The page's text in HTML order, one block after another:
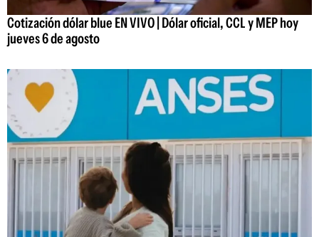
Cotización dólar blue EN VIVO | Dólar oficial, CCL y MEP hoy
jueves 6 de agosto